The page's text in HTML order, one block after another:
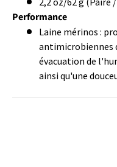
Performance
Laine mérinos :
antimicrobiennes
évacuation de
ainsi qu'une